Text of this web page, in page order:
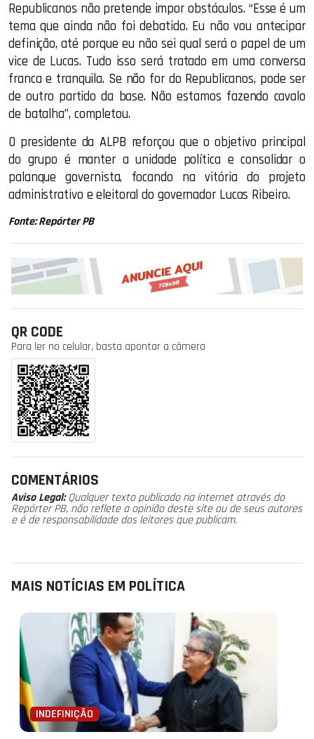
Republicanos não pretende impor obstáculos. “Esse é um
tema que ainda não foi debatido. Eu não vou antecipar
definição, até porque eu não sei qual será o papel de um
vice de Lucas. Tudo isso será tratado em uma conversa
franca e tranquila. Se não for do Republicanos, pode ser
de outro partido da base. Não estamos fazendo cavalo
de batalha”, completou.
O presidente da ALPB reforçou que o objetivo principal
do grupo é manter a unidade política e consolidar o
palanque governista, focando na vitória do projeto
administrativo e eleitoral do governador Lucas Ribeiro.
Fonte: Repórter PB
QR CODE
Para ler no celular, basta apontar a câmera
COMENTÁRIOS
Aviso Legal:Qualquer texto publicado na internet através do
Repórter PB, não reflete a opinião deste site ou de seus autores
e é de responsabilidade dos leitores que publicam.
MAIS NOTÍCIAS EM POLÍTICA
INDEFINIÇÃO